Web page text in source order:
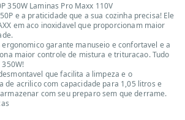
350W Laminas Pro Maxx 110V
e a praticidade que a sua cozinha precisa! Ele
em aco inoxidavel que proporcionam maior
garante manuseio e confortavel e a
maior controle de mistura e trituracao. Tudo
que facilita a limpeza e o
de acrilico com capacidade para 1,05 litros e
com seu preparo sem que derrame.